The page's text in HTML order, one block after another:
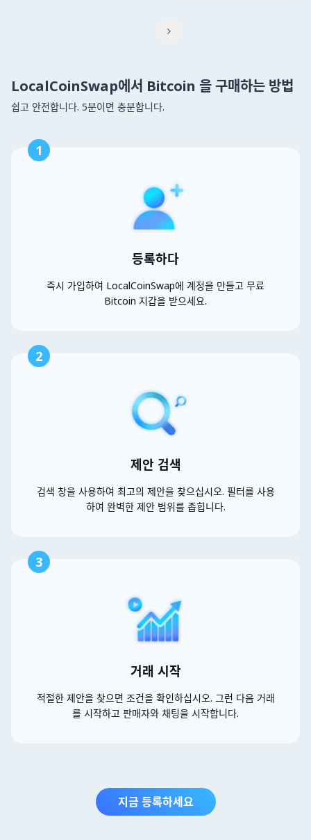

LocalCoinSwap에서 Bitcoin 을 구매하는 방법
쉽고 안전합니다. 5분이면 충분합니다.
1
등록하다
즉시 가입하여 LocalCoinSwap에 계정을 만들고 무료
Bitcoin 지갑을 받으세요.
2
제안 검색
검색 창을 사용하여 최고의 제안을 찾으십시오. 필터를 사용
하여 완벽한 제안 범위를 좁힙니다.
3
거래 시작
적절한 제안을 찾으면 조건을 확인하십시오. 그런 다음 거래
를 시작하고 판매자와 채팅을 시작합니다.
지금 등록하세요